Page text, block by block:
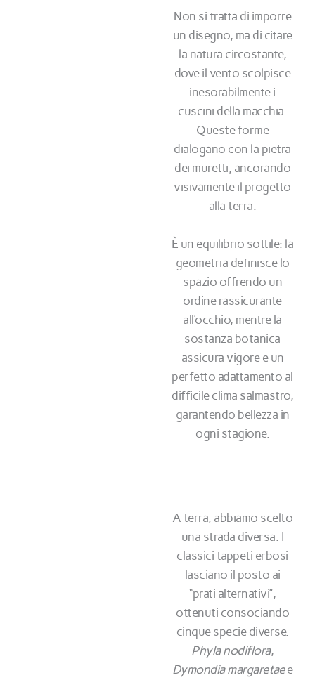
Non si tratta di imporre
un disegno, ma di citare
la natura circostante,
dove il vento scolpisce
inesorabilmente i
cuscini della macchia.
Queste forme
dialogano con la pietra
dei muretti, ancorando
visivamente il progetto
alla terra.
È un equilibrio sottile: la
geometria definisce lo
spazio offrendo un
ordine rassicurante
all’occhio, mentre la
sostanza botanica
assicura vigore e un
perfetto adattamento al
difficile clima salmastro,
garantendo bellezza in
ogni stagione.
A terra, abbiamo scelto
una strada diversa. I
classici tappeti erbosi
lasciano il posto ai
“prati alternativi”,
ottenuti consociando
cinque specie diverse.
Phyla nodiflora,
Dymondia margaretaee